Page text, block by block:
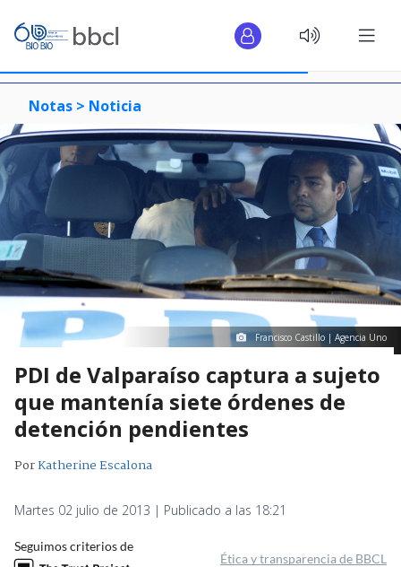
Notas > Noticia
Francisco Castillo | Agencia Uno
PDI de Valparaíso captura a sujeto
que mantenía siete órdenes de
detención pendientes
PorKatherine Escalona
Martes 02 julio de 2013 | Publicado a las 18:21
Seguimos criterios de
Ética y transparencia de BBCL